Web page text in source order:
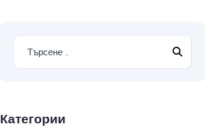
Категории